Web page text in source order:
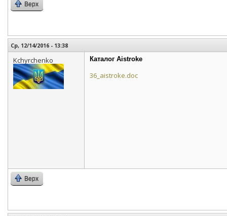
Верх
Ср, 12/14/2016 - 13:38
Kchyrchenko Каталог Aistroke
36_aistroke.doc
Верх